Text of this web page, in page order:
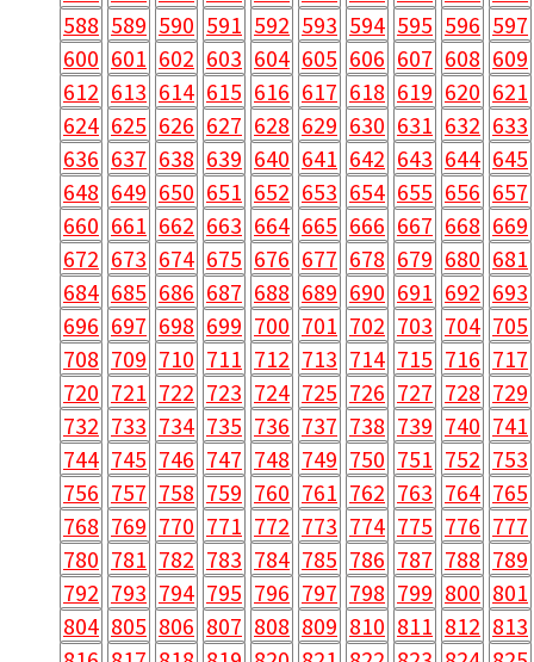
588 589 590 591 592 593 594 595 596 597
600 601 602 603 604 605 606 607 608 609
612 613 614 615 616 617 618 619 620 621
624 625 626 627 628 629 630 631 632 633
636 637 638 639 640 641 642 643 644 645
648 649 650 651 652 653 654 655 656 657
660 661 662 663 664 665 666 667 668 669
672 673 674 675 676 677 678 679 680 681
684 685 686 687 688 689 690 691 692 693
696 697 698 699 700 701 702 703 704 705
708 709 710 711 712 713 714 715 716 717
720 721 722 723 724 725 726 727 728 729
732 733 734 735 736 737 738 739 740 741
744 745 746 747 748 749 750 751 752 753
756 757 758 759 760 761 762 763 764 765
768 769 770 771 772 773 774 775 776 777
780 781 782 783 784 785 786 787 788 789
792 793 794 795 796 797 798 799 800 801
804 805 806 807 808 809 810 811 812 813